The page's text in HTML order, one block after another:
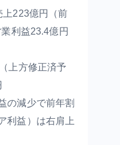
上223億円（前
利益23.4億円
上方修正済予
の減少で前年割
利益）は右肩上